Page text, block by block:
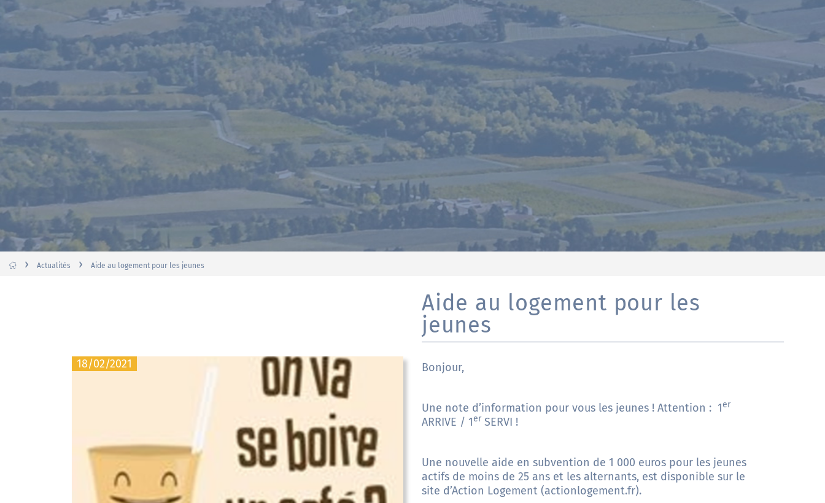
› Actualités › Aide au logement pour les jeunes
18/02/2021
Aide au logement pour les
jeunes
Bonjour,
Une note d’information pour vous les jeunes ! Attention : 1er
ARRIVE / 1er SERVI !
Une nouvelle aide en subvention de 1 000 euros pour les jeunes
actifs de moins de 25 ans et les alternants, est disponible sur le
site d’Action Logement (actionlogement.fr).